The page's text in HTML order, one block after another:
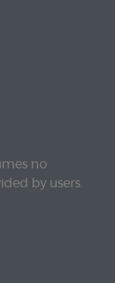
no
by users.